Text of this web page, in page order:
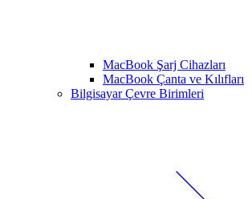
MacBook Şarj Cihazları
MacBook Çanta ve Kılıfları
Bilgisayar Çevre Birimleri